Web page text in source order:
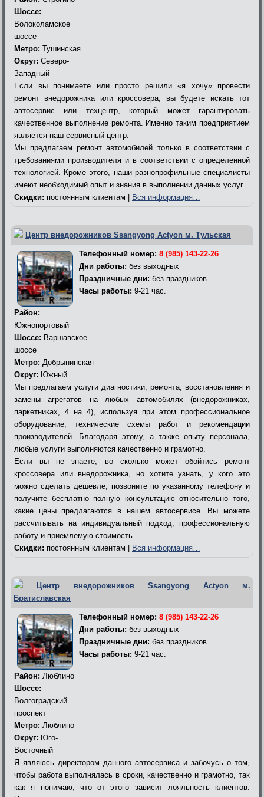
Шоссе:
Волоколамское
шоссе
Метро: Тушинская
Округ: Северо-
Западный
Если вы понимаете или просто решили «я хочу» провести
ремонт внедорожника или кроссовера, вы будете искать тот
автосервис или техцентр, который может гарантировать
качественное выполнение ремонта. Именно таким предприятием
является наш сервисный центр.
Мы предлагаем ремонт автомобилей только в соответствии с
требованиями производителя и в соответствии с определенной
технологией. Кроме этого, наши разнопрофильные специалисты
имеют необходимый опыт и знания в выполнении данных услуг.
Скидки: постоянным клиентам | Вся информация…
Центр внедорожников Ssangyong Actyon м. Тульская
Телефонный номер: 8 (985) 143-22-26
Дни работы: без выходных
Праздничные дни: без праздников
Часы работы: 9-21 час.
Район:
Южнопортовый
Шоссе: Варшавское
шоссе
Метро: Добрынинская
Округ: Южный
Мы предлагаем услуги диагностики, ремонта, восстановления и
замены агрегатов на любых автомобилях (внедорожниках,
паркетниках, 4 на 4), используя при этом профессиональное
оборудование, технические схемы работ и рекомендации
производителей. Благодаря этому, а также опыту персонала,
любые услуги выполняются качественно и грамотно.
Если вы не знаете, во сколько может обойтись ремонт
кроссовера или внедорожника, но хотите узнать, у кого это
можно сделать дешевле, позвоните по указанному телефону и
получите бесплатно полную консультацию относительно того,
какие цены предлагаются в нашем автосервисе. Вы можете
рассчитывать на индивидуальный подход, профессиональную
работу и приемлемую стоимость.
Скидки: постоянным клиентам | Вся информация…
Центр внедорожников Ssangyong Actyon м.
Братиславская
Телефонный номер: 8 (985) 143-22-26
Дни работы: без выходных
Праздничные дни: без праздников
Часы работы: 9-21 час.
Район: Люблино
Шоссе:
Волгоградский
проспект
Метро: Люблино
Округ: Юго-
Восточный
Я являюсь директором данного автосервиса и забочусь о том,
чтобы работа выполнялась в сроки, качественно и грамотно, так
как я понимаю, что от этого зависит лояльность клиентов.